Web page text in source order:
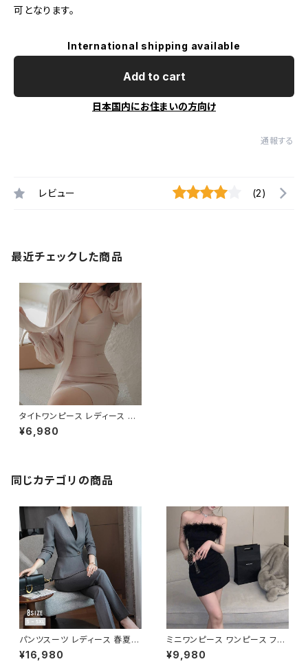
可となります。
International shipping available
Add to cart
日本国内にお住まいの方向け
通報する
レビュー (2)
最近チェックした商品
タイトワンピース レディース 長
袖 リボンネック シフォン袖 フォ
ーマル ワンピース ベージュ 韓
呼ばれ 上品 大人女子 体型カバ
ー 春 秋 冬 ミニワンピ 着痩せ
-OSS0175
¥6,980
同じカテゴリの商品
パンツスーツ レディース 春夏
秋冬 春 夏 秋 冬 黒 紺 スーツ
上下セット 2点セット ジャケット
¥16,980
ミニワンピース ワンピース フェ
ザーデザイン タイトワンピース
チューブトップ レディース 春夏
¥9,980